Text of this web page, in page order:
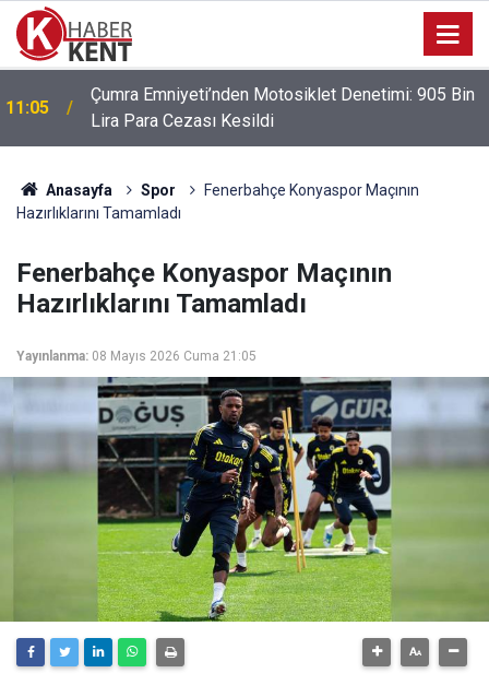
11:05
Çumra Emniyeti’nden Motosiklet Denetimi: 905 Bin
Lira Para Cezası Kesildi
Anasayfa Spor
Fenerbahçe Konyaspor Maçının
Hazırlıklarını Tamamladı
Fenerbahçe Konyaspor Maçının
Hazırlıklarını Tamamladı
Yayınlanma: 08 Mayıs 2026 Cuma 21:05